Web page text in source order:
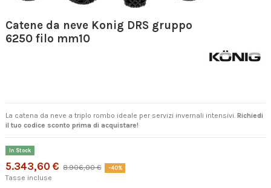
Catene da neve Konig DRS gruppo
6250 filo mm10
La catena da neve a triplo rombo ideale per servizi invernali intensivi. Richiedi
il tuo codice sconto prima di acquistare!
In Stock
5.343,60 € 8.906,00 € -40%
Tasse incluse